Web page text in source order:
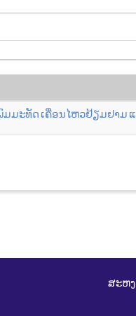
ມມະທັດ ເຄື່ອນໄຫວຢ້ຽມຢາມ
ສະຫງ